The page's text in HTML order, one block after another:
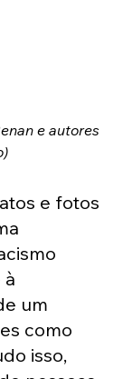
e autores
e fotos
à
um
como
isso,